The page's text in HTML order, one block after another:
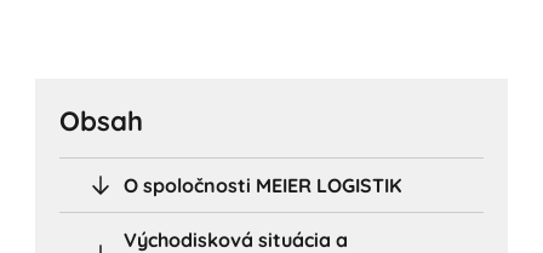
Obsah
O spoločnosti MEIER LOGISTIK
Východisková situácia a